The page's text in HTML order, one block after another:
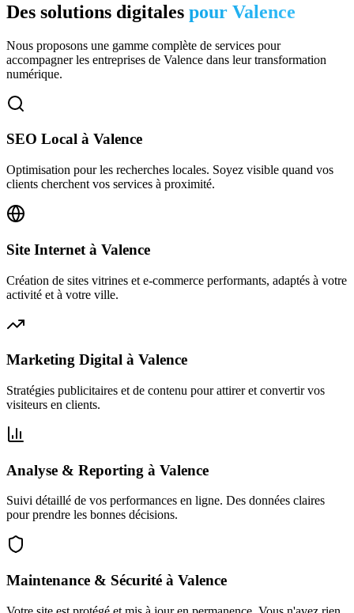
Des solutions digitales pour Valence
Nous proposons une gamme complète de services pour
accompagner les entreprises de Valence dans leur transformation
numérique.
SEO Local à Valence
Optimisation pour les recherches locales. Soyez visible quand vos
clients cherchent vos services à proximité.
Site Internet à Valence
Création de sites vitrines et e-commerce performants, adaptés à votre
activité et à votre ville.
Marketing Digital à Valence
Stratégies publicitaires et de contenu pour attirer et convertir vos
visiteurs en clients.
Analyse & Reporting à Valence
Suivi détaillé de vos performances en ligne. Des données claires
pour prendre les bonnes décisions.
Maintenance & Sécurité à Valence